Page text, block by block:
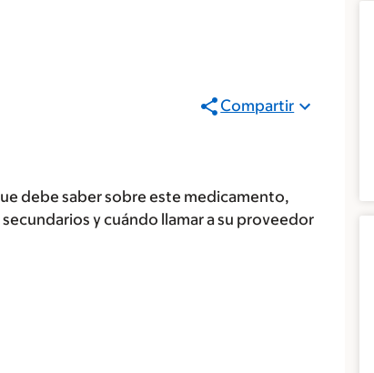
Compartir
debe saber sobre este medicamento,
y cuándo llamar a su proveedor